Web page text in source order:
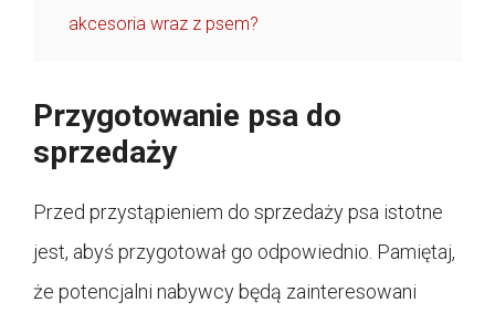
akcesoria wraz z psem?
Przygotowanie psa do
sprzedaży
Przed przystąpieniem do sprzedaży psa istotne
jest, abyś przygotował go odpowiednio. Pamiętaj,
że potencjalni nabywcy będą zainteresowani